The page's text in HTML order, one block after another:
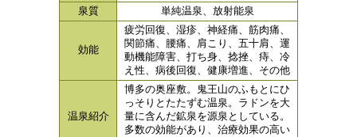
泉質
単純温泉、放射能泉
効能
疲労回復、湿疹、神経痛、筋肉痛、
関節痛、腰痛、肩こり、五十肩、運
動機能障害、打ち身、捻挫、痔、冷
え性、病後回復、健康増進、その他
温泉紹介
博多の奥座敷。鬼王山のふもとにひ
っそりとたたずむ温泉。ラドンを大
量に含んだ鉱泉を源泉としている。
多数の効能があり、治療効果の高い